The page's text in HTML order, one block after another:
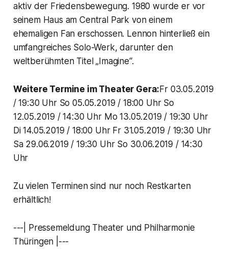
aktiv der Friedensbewegung. 1980 wurde er vor
seinem Haus am Central Park von einem
ehemaligen Fan erschossen. Lennon hinterließ ein
umfangreiches Solo-Werk, darunter den
weltberühmten Titel „Imagine“.
Weitere Termine im Theater Gera:Fr 03.05.2019
/ 19:30 Uhr So 05.05.2019 / 18:00 Uhr So
12.05.2019 / 14:30 Uhr Mo 13.05.2019 / 19:30 Uhr
Di 14.05.2019 / 18:00 Uhr Fr 31.05.2019 / 19:30 Uhr
Sa 29.06.2019 / 19:30 Uhr So 30.06.2019 / 14:30
Uhr
Zu vielen Terminen sind nur noch Restkarten
erhältlich!
---| Pressemeldung Theater und Philharmonie
Thüringen |---